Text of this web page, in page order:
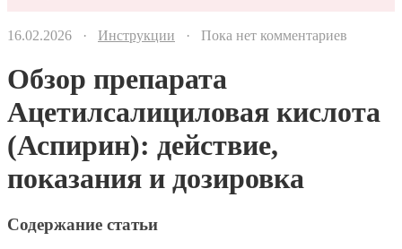
16.02.2026 · Инструкции · Пока нет комментариев
Обзор препарата
Ацетилсалициловая кислота
(Аспирин): действие,
показания и дозировка
Содержание статьи